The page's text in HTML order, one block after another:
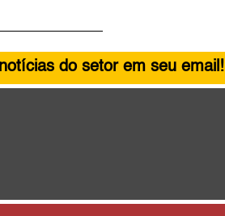
do setor em seu email!